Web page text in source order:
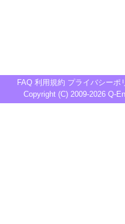
FAQ 利用規約 プライバシーポ
Copyright (C) 2009-2026 Q-